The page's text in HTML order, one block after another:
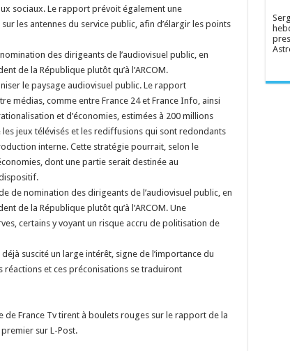
sociaux. Le rapport prévoit également une
les antennes du service public, afin d’élargir les points
des dirigeants de l’audiovisuel public, en
de la République plutôt qu’à l’ARCOM.
le paysage audiovisuel public. Le rapport
médias, comme entre France 24 et France Info, ainsi
et d’économies, estimées à 200 millions
jeux télévisés et les rediffusions qui sont redondants
interne. Cette stratégie pourrait, selon le
dont une partie serait destinée au
de nomination des dirigeants de l’audiovisuel public, en
de la République plutôt qu’à l’ARCOM. Une
certains y voyant un risque accru de politisation de
suscité un large intérêt, signe de l’importance du
réactions et ces préconisations se traduiront
de France Tv tirent à boulets rouges sur le rapport de la
sur L-Post.